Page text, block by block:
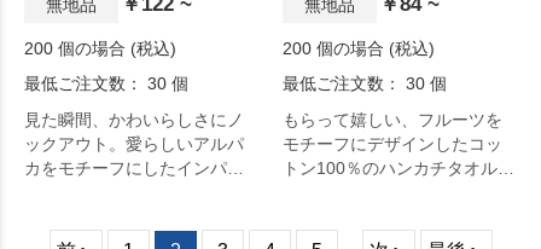
無地品
200 個の場合 (税込)
最低ご注文数： 30 個
見た瞬間、かわいらしさにノ
ックアウト。愛らしいアルパ
カをモチーフにしたインパク
無地品
200 個の場合 (税込)
最低ご注文数： 30 個
もらって嬉しい、フルーツを
モチーフにデザインしたコッ
トン100％のハンカチタオルで